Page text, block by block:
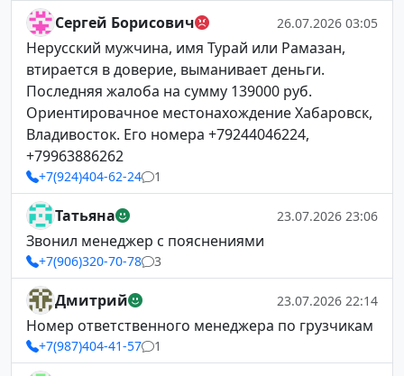
Сергей Борисович 26.07.2026 03:05
Нерусский мужчина, имя Турай или Рамазан,
втирается в доверие, выманивает деньги.
Последняя жалоба на сумму 139000 руб.
Ориентировачное местонахождение Хабаровск,
Владивосток. Его номера +79244046224,
+79963886262
+7(924)404-62-24 1
Татьяна 23.07.2026 23:06
Звонил менеджер с пояснениями
+7(906)320-70-78 3
Дмитрий 23.07.2026 22:14
Номер ответственного менеджера по грузчикам
+7(987)404-41-57 1